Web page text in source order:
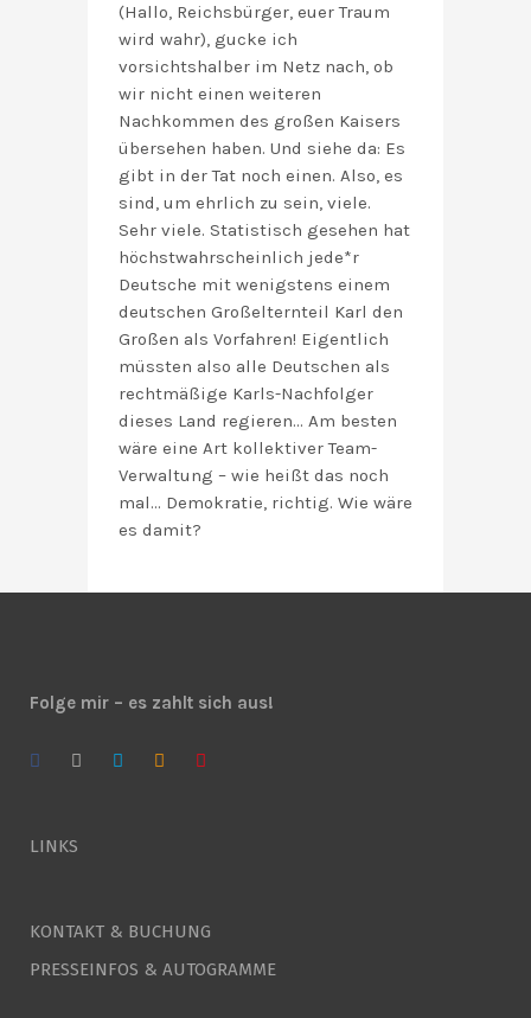
(Hallo, Reichsbürger, euer Traum
wird wahr), gucke ich
vorsichtshalber im Netz nach, ob
wir nicht einen weiteren
Nachkommen des großen Kaisers
übersehen haben. Und siehe da: Es
gibt in der Tat noch einen. Also, es
sind, um ehrlich zu sein, viele.
Sehr viele. Statistisch gesehen hat
höchstwahrscheinlich jede*r
Deutsche mit wenigstens einem
deutschen Großelternteil Karl den
Großen als Vorfahren! Eigentlich
müssten also alle Deutschen als
rechtmäßige Karls-Nachfolger
dieses Land regieren… Am besten
wäre eine Art kollektiver Team-
Verwaltung – wie heißt das noch
mal… Demokratie, richtig. Wie wäre
es damit?
Folge mir – es zahlt sich aus!
LINKS
KONTAKT & BUCHUNG
PRESSEINFOS & AUTOGRAMME